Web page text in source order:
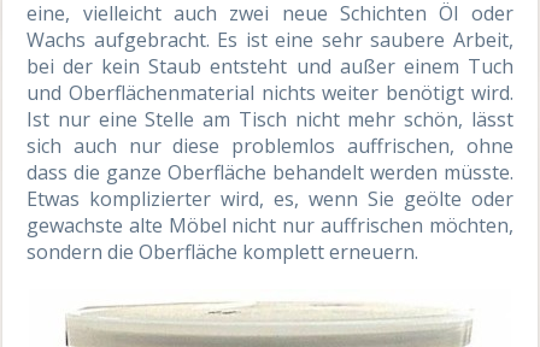
eine, vielleicht auch zwei neue Schichten Öl oder
Wachs aufgebracht. Es ist eine sehr saubere Arbeit,
bei der kein Staub entsteht und außer einem Tuch
und Oberflächenmaterial nichts weiter benötigt wird.
Ist nur eine Stelle am Tisch nicht mehr schön, lässt
sich auch nur diese problemlos auffrischen, ohne
dass die ganze Oberfläche behandelt werden müsste.
Etwas komplizierter wird, es, wenn Sie geölte oder
gewachste alte Möbel nicht nur auffrischen möchten,
sondern die Oberfläche komplett erneuern.